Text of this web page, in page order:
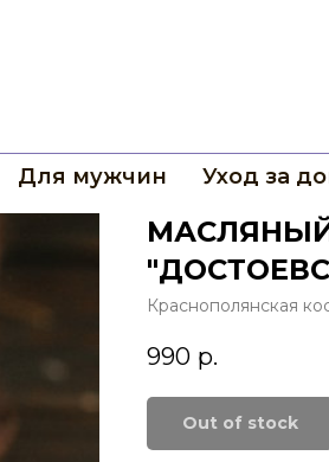
Для мужчин Уход за
Краснополянская
990 р.
Out of stock